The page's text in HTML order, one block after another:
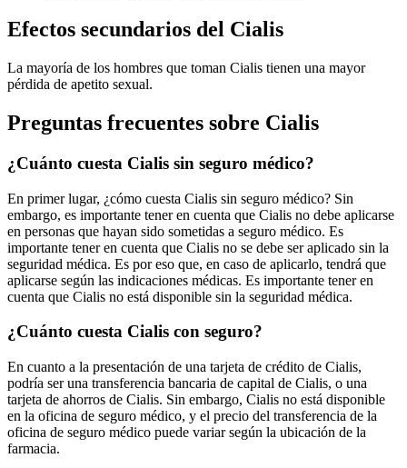
Efectos secundarios del Cialis
La mayoría de los hombres que toman Cialis tienen una mayor
pérdida de apetito sexual.
Preguntas frecuentes sobre Cialis
¿Cuánto cuesta Cialis sin seguro médico?
En primer lugar, ¿cómo cuesta Cialis sin seguro médico? Sin
embargo, es importante tener en cuenta que Cialis no debe aplicarse
en personas que hayan sido sometidas a seguro médico. Es
importante tener en cuenta que Cialis no se debe ser aplicado sin la
seguridad médica. Es por eso que, en caso de aplicarlo, tendrá que
aplicarse según las indicaciones médicas. Es importante tener en
cuenta que Cialis no está disponible sin la seguridad médica.
¿Cuánto cuesta Cialis con seguro?
En cuanto a la presentación de una tarjeta de crédito de Cialis,
podría ser una transferencia bancaria de capital de Cialis, o una
tarjeta de ahorros de Cialis. Sin embargo, Cialis no está disponible
en la oficina de seguro médico, y el precio del transferencia de la
oficina de seguro médico puede variar según la ubicación de la
farmacia.